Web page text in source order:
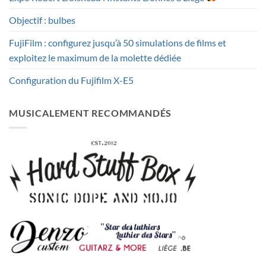
Objectif : bulbes
FujiFilm : configurez jusqu’à 50 simulations de films et
exploitez le maximum de la molette dédiée
Configuration du Fujifilm X-E5
MUSICALEMENT RECOMMANDÉS